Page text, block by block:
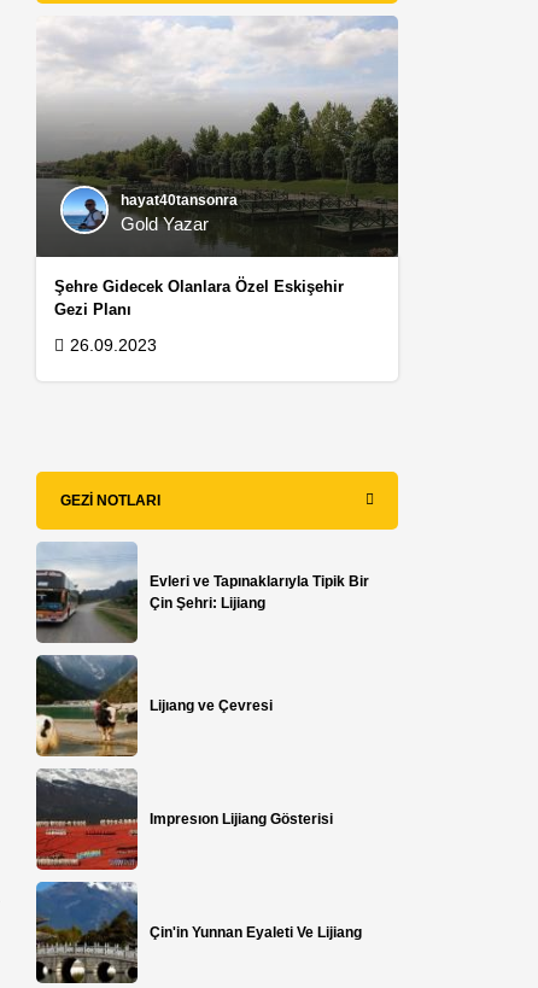
hayat40tansonra
Gold Yazar
Şehre Gidecek Olanlara Özel Eskişehir
Gezi Planı
26.09.2023
GEZI NOTLARI
Evleri ve Tapınaklarıyla Tipik Bir
Çin Şehri: Lijiang
Lijıang ve Çevresi
Impresıon Lijiang Gösterisi
Çin'in Yunnan Eyaleti Ve Lijiang